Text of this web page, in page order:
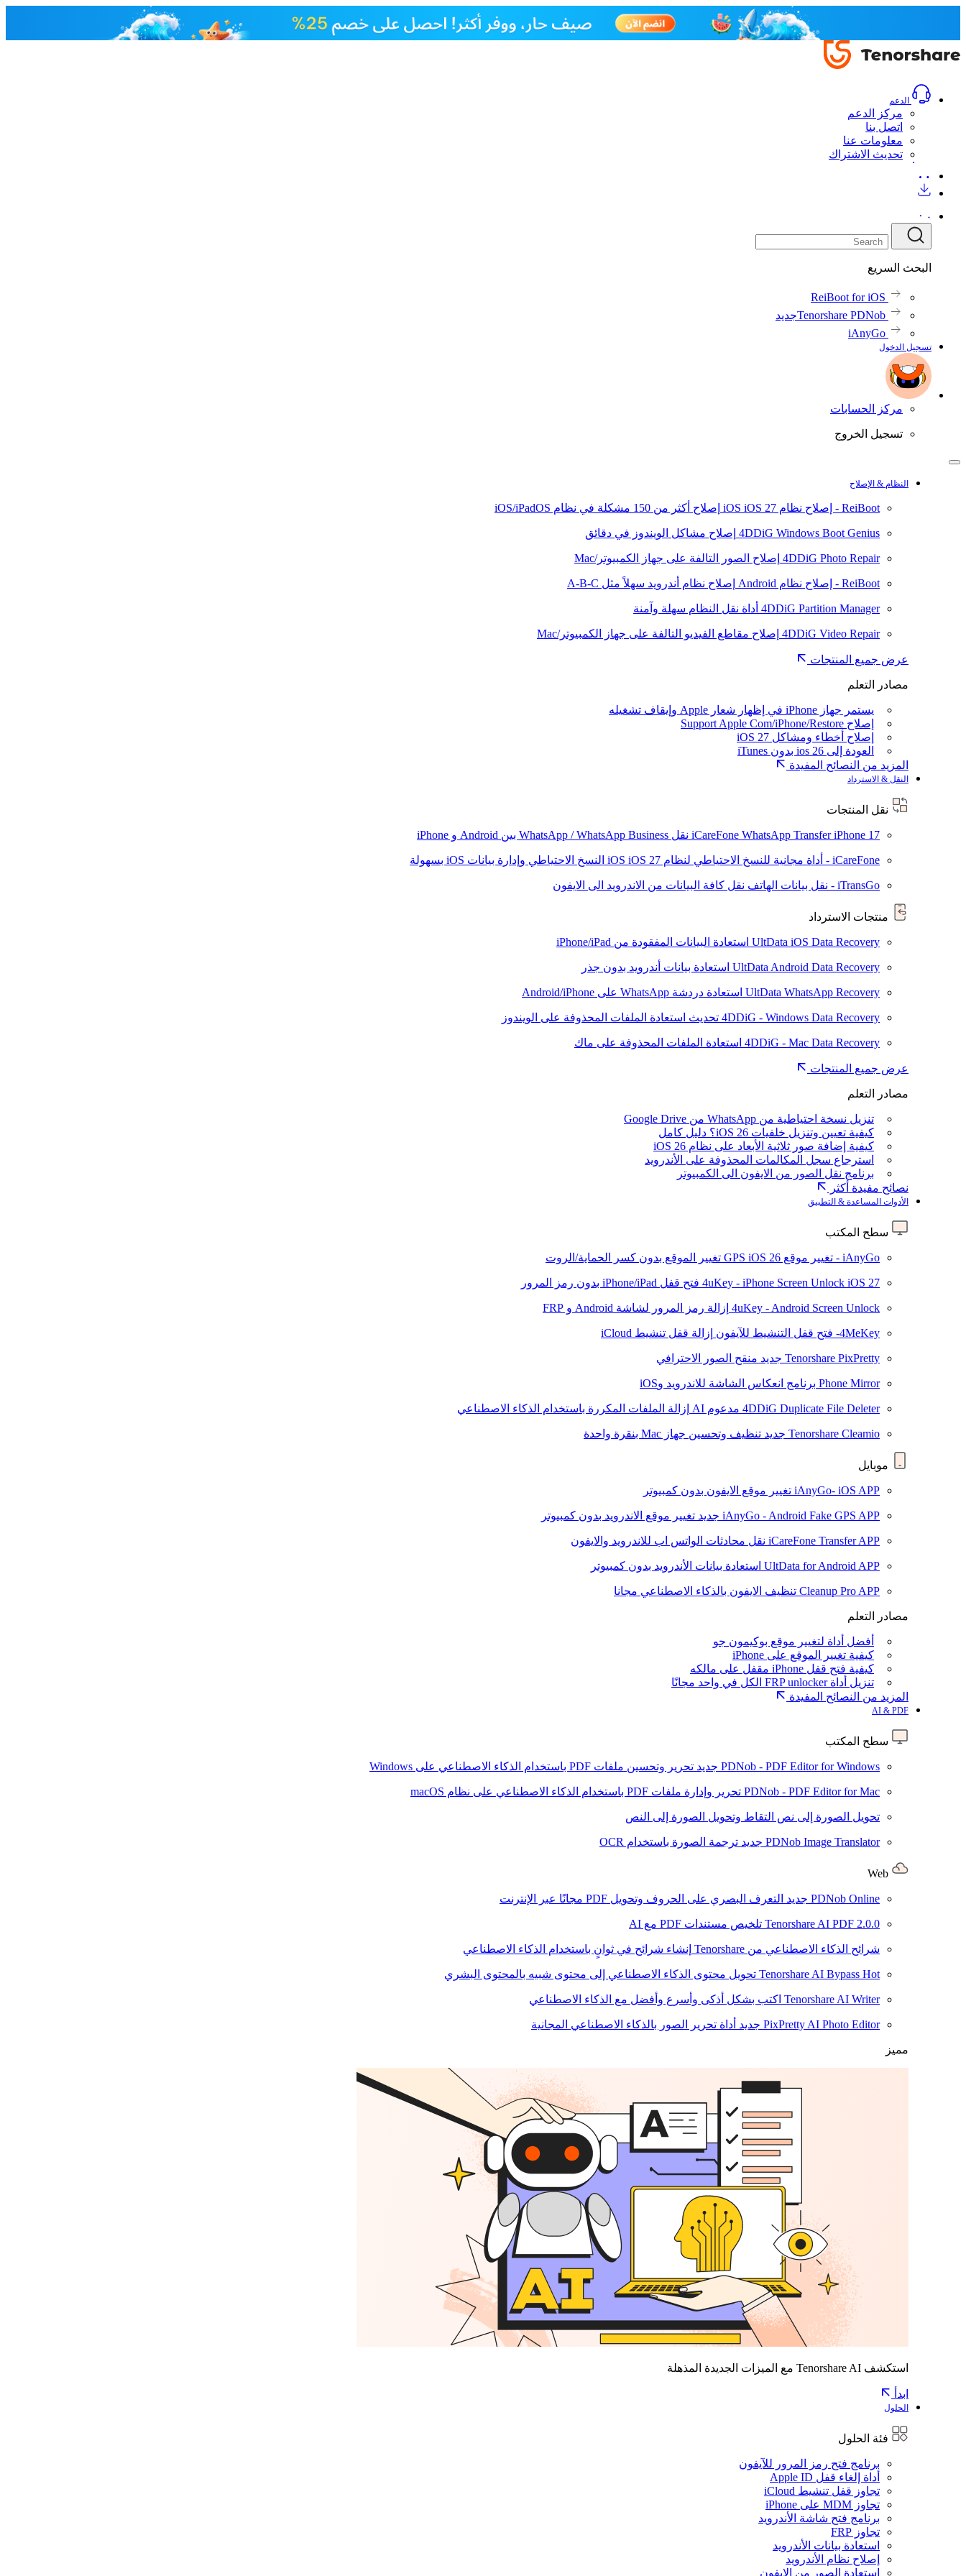
الدعم
مركز الدعم
اتصل بنا
معلومات عنا
تحديث الاشتراك
البحث السريع
ReiBoot for iOS
Tenorshare PDNobجديد
iAnyGo
تسجيل الدخول
مركز الحسابات
تسجيل الخروج
النظام & الإصلاح
ReiBoot - إصلاح نظام iOS iOS 27 إصلاح أكثر من 150 مشكلة في نظام iOS/iPadOS
4DDiG Windows Boot Genius إصلاح مشاكل الويندوز في دقائق
4DDiG Photo Repair إصلاح الصور التالفة على جهاز الكمبيوتر/Mac
ReiBoot - إصلاح نظام Android إصلاح نظام أندرويد سهلاً مثل A-B-C
4DDiG Partition Manager أداة نقل النظام سهلة وآمنة
4DDiG Video Repair إصلاح مقاطع الفيديو التالفة على جهاز الكمبيوتر/Mac
عرض جميع المنتجات
مصادر التعلم
يستمر جهاز iPhone في إظهار شعار Apple وإيقاف تشغيله
إصلاح Support Apple Com/iPhone/Restore
إصلاح أخطاء ومشاكل iOS 27
العودة إلى ios 26 بدون iTunes
المزيد من النصائح المفيدة
النقل & الاسترداد
نقل المنتجات
iCareFone WhatsApp TransferiPhone 17 نقل WhatsApp / WhatsApp Business بين Android و iPhone
iCareFone - أداة مجانية للنسخ الاحتياطي لنظام iOS iOS 27 النسخ الاحتياطي وإدارة بيانات iOS بسهولة
iTransGo - نقل بيانات الهاتف نقل كافة البيانات من الاندرويد الى الايفون
منتجات الاسترداد
UltData iOS Data Recovery استعادة البيانات المفقودة من iPhone/iPad
UltData Android Data Recovery استعادة بيانات أندرويد بدون جذر
UltData WhatsApp Recovery استعادة دردشة WhatsApp على Android/iPhone
4DDiG - Windows Data Recovery تحديث استعادة الملفات المحذوفة على الويندوز
4DDiG - Mac Data Recovery استعادة الملفات المحذوفة على ماك
عرض جميع المنتجات
مصادر التعلم
تنزيل نسخة احتياطية من WhatsApp من Google Drive
كيفية تعيين وتنزيل خلفيات iOS 26؟ دليل كامل
كيفية إضافة صور ثلاثية الأبعاد على نظام iOS 26
استرجاع سجل المكالمات المحذوفة على الأندرويد
برنامج نقل الصور من الايفون الى الكمبيوتر
نصائح مفيدة أكثر
الأدوات المساعدة & التطبيق
سطح المكتب
iAnyGo - تغيير موقع GPS iOS 26 تغيير الموقع بدون كسر الحماية/الروت
4uKey - iPhone Screen Unlock iOS 27 فتح قفل iPhone/iPad بدون رمز المرور
4uKey - Android Screen Unlock إزالة رمز المرور لشاشة Android و FRP
4MeKey- فتح قفل التنشيط للآيفون إزالة قفل تنشيط iCloud
Tenorshare PixPretty جديد منقح الصور الاحترافي
Phone Mirror برنامج انعكاس الشاشة للاندرويد وiOS
4DDiG Duplicate File Deleter مدعوم AI إزالة الملفات المكررة باستخدام الذكاء الاصطناعي
Tenorshare Cleamio جديد تنظيف وتحسين جهاز Mac بنقرة واحدة
موبايل
iAnyGo- iOS APP تغيير موقع الايفون بدون كمبيوتر
iAnyGo - Android Fake GPS APP جديد تغيير موقع الاندرويد بدون كمبيوتر
iCareFone Transfer APP نقل محادثات الواتس اب للاندرويد والايفون
UltData for Android APP استعادة بيانات الأندرويد بدون كمبيوتر
Cleanup Pro APP تنظيف الايفون بالذكاء الاصطناعي مجانا
مصادر التعلم
أفضل أداة لتغيير موقع بوكيمون جو
كيفية تغيير الموقع على iPhone
كيفية فتح قفل iPhone مقفل على مالكه
تنزيل أداة FRP unlocker الكل في واحد مجانًا
المزيد من النصائح المفيدة
AI & PDF
سطح المكتب
PDNob - PDF Editor for Windows جديد تحرير وتحسين ملفات PDF باستخدام الذكاء الاصطناعي على Windows
PDNob - PDF Editor for Mac تحرير وإدارة ملفات PDF باستخدام الذكاء الاصطناعي على نظام macOS
تحويل الصورة إلى نص التقاط وتحويل الصورة إلى النص
PDNob Image Translator جديد ترجمة الصورة باستخدام OCR
PDNob Online جديد التعرف البصري على الحروف وتحويل PDF مجانًا عبر الإنترنت
Tenorshare AI PDF 2.0.0 تلخيص مستندات PDF مع AI
شرائح الذكاء الاصطناعي من Tenorshare إنشاء شرائح في ثوانٍ باستخدام الذكاء الاصطناعي
Tenorshare AI Bypass Hot تحويل محتوى الذكاء الاصطناعي إلى محتوى شبيه بالمحتوى البشري
Tenorshare AI Writer اكتب بشكل أذكى وأسرع وأفضل مع الذكاء الاصطناعي
PixPretty AI Photo Editor جديد أداة تحرير الصور بالذكاء الاصطناعي المجانية
مميز
استكشف Tenorshare AI مع الميزات الجديدة المذهلة
ابدأ
الحلول
فئة الحلول
برنامج فتح رمز المرور للآيفون
أداة إلغاء قفل Apple ID
تجاوز قفل تنشيط iCloud
تجاوز MDM على iPhone
برنامج فتح شاشة الأندرويد
تجاوز FRP
استعادة بيانات الأندرويد
إصلاح نظام الأندرويد
استعادة الصور من الايفون